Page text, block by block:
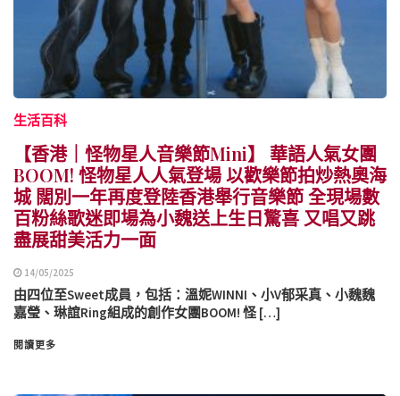
生活百科
【香港｜怪物星人音樂節Mini】 華語人氣女團
BOOM! 怪物星人人氣登場 以歡樂節拍炒熱奧海
城 闊別一年再度登陸香港舉行音樂節 全現場數
百粉絲歌迷即場為小魏送上生日驚喜 又唱又跳
盡展甜美活力一面
14/05/2025
由四位至Sweet成員，包括：溫妮WINNI、小V郁采真、小魏魏
嘉瑩、琳誼Ring組成的創作女團BOOM! 怪 […]
閱讀更多